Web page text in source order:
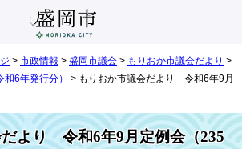
> 市政情報 > 盛岡市議会 > もりおか市議会だより >
6年発行分）
> もりおか市議会だより 令和6年9月
だより 令和6年9月定例会（235